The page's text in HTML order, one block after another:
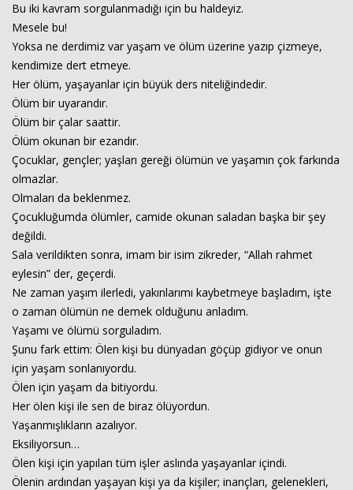
Bu iki kavram sorgulanmadığı için bu haldeyiz.
Mesele bu!
Yoksa ne derdimiz var yaşam ve ölüm üzerine yazıp çizmeye,
kendimize dert etmeye.
Her ölüm, yaşayanlar için büyük ders niteliğindedir.
Ölüm bir uyarandır.
Ölüm bir çalar saattir.
Ölüm okunan bir ezandır.
Çocuklar, gençler; yaşları gereği ölümün ve yaşamın çok farkında
olmazlar.
Olmaları da beklenmez.
Çocukluğumda ölümler, camide okunan saladan başka bir şey
değildi.
Sala verildikten sonra, imam bir isim zikreder, “Allah rahmet
eylesin” der, geçerdi.
Ne zaman yaşım ilerledi, yakınlarımı kaybetmeye başladım, işte
o zaman ölümün ne demek olduğunu anladım.
Yaşamı ve ölümü sorguladım.
Şunu fark ettim: Ölen kişi bu dünyadan göçüp gidiyor ve onun
için yaşam sonlanıyordu.
Ölen için yaşam da bitiyordu.
Her ölen kişi ile sen de biraz ölüyordun.
Yaşanmışlıkların azalıyor.
Eksiliyorsun…
Ölen kişi için yapılan tüm işler aslında yaşayanlar içindi.
Ölenin ardından yaşayan kişi ya da kişiler; inançları, gelenekleri,
Haberin Doğru Adresi.